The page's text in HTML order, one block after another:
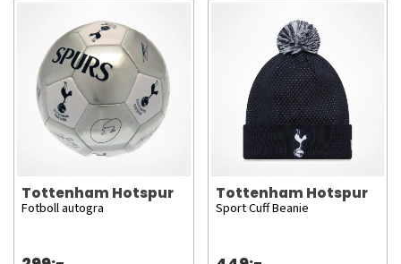
Tottenham Hotspur
Fotboll autogra
Tottenham Hotspur
Sport Cuff Beanie